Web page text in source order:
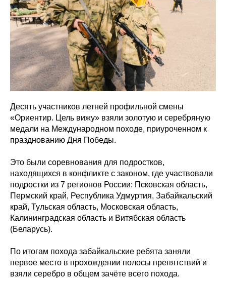
Десять участников летней профильной смены
«Ориентир. Цель вижу» взяли золотую и серебряную
медали на Международном походе, приуроченном к
празднованию Дня Победы.
Это были соревнования для подростков,
находящихся в конфликте с законом, где участвовали
подростки из 7 регионов России: Псковская область,
Пермский край, Республика Удмуртия, Забайкальский
край, Тульская область, Московская область,
Калининградская область и Витябская область
(Беларусь).
По итогам похода забайкальские ребята заняли
первое место в прохождении полосы препятствий и
взяли серебро в общем зачёте всего похода.